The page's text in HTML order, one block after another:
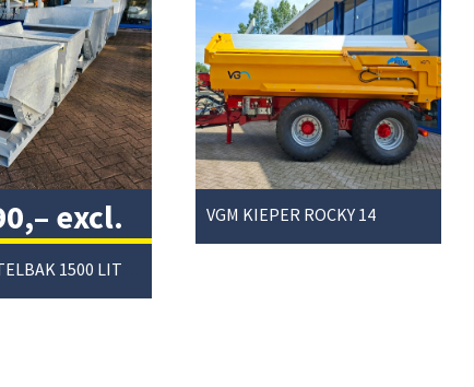
excl.
VGM KIEPER ROCKY 14